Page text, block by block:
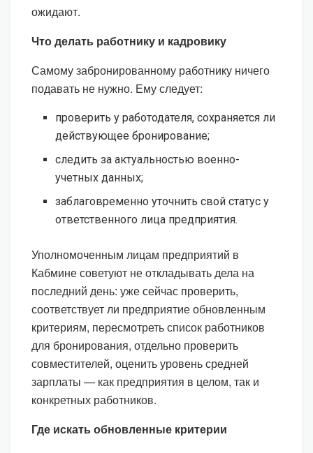
ожидают.
Что делать работнику и кадровику
Самому забронированному работнику ничего
подавать не нужно. Ему следует:
проверить у работодателя, сохраняется ли
действующее бронирование;
следить за актуальностью военно-
учетных данных;
заблаговременно уточнить свой статус у
ответственного лица предприятия.
Уполномоченным лицам предприятий в
Кабмине советуют не откладывать дела на
последний день: уже сейчас проверить,
соответствует ли предприятие обновленным
критериям, пересмотреть список работников
для бронирования, отдельно проверить
совместителей, оценить уровень средней
зарплаты — как предприятия в целом, так и
конкретных работников.
Где искать обновленные критерии